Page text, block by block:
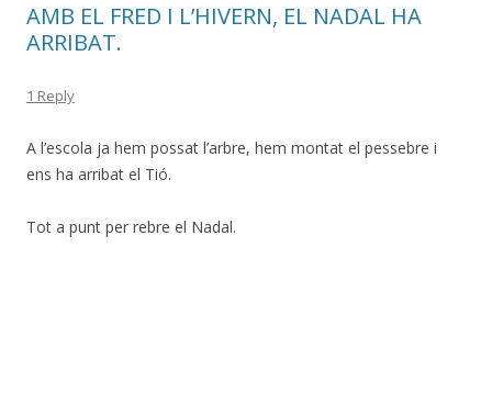
AMB EL FRED I L’HIVERN, EL NADAL HA
ARRIBAT.
1 Reply
A l’escola ja hem possat l’arbre, hem montat el pessebre i
ens ha arribat el Tió.
Tot a punt per rebre el Nadal.